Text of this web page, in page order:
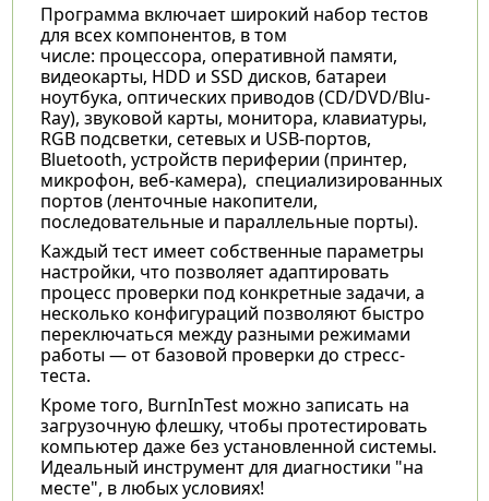
Программа включает широкий набор тестов
для всех компонентов, в том
числе: процессора, оперативной памяти,
видеокарты, HDD и SSD дисков, батареи
ноутбука, оптических приводов (CD/DVD/Blu-
Ray), звуковой карты, монитора, клавиатуры,
RGB подсветки, сетевых и USB-портов,
Bluetooth, устройств периферии (принтер,
микрофон, веб-камера), специализированных
портов ​(ленточные накопители,
последовательные и параллельные порты).
Каждый тест имеет собственные параметры
настройки, что позволяет адаптировать
процесс проверки под конкретные задачи, а
несколько конфигураций позволяют быстро
переключаться между разными режимами
работы — от базовой проверки до стресс-
теста.
Кроме того, BurnInTest можно записать на
загрузочную флешку, чтобы протестировать
компьютер даже без установленной системы.
Идеальный инструмент для диагностики "на
месте", в любых условиях!